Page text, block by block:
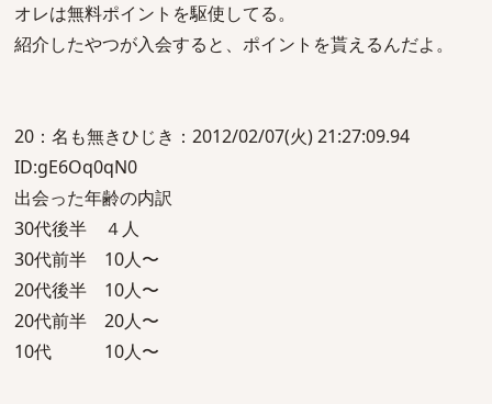
オレは無料ポイントを駆使してる。
紹介したやつが入会すると、ポイントを貰えるんだよ。
20：名も無きひじき：2012/02/07(火) 21:27:09.94
ID:gE6Oq0qN0
出会った年齢の内訳
30代後半 ４人
30代前半 10人〜
20代後半 10人〜
20代前半 20人〜
10代 10人〜